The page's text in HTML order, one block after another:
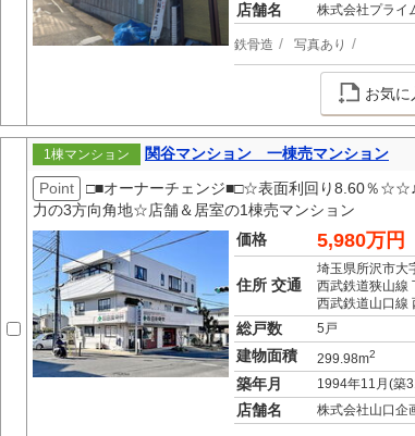
店舗名 株式会社プライ
鉄骨造 写真あり
お気に
1棟マンション
関谷マンション 一棟売マンション
Point
□■オーナーチェンジ■□☆表面利回り8.60％
力の3方向角地☆店舗＆居室の1棟売マンション
価格
5,980万円
住所 交通
埼玉県所沢市大
西武鉄道狭山線
西武鉄道山口線
総戸数 5戸
建物面積 299.98m2
築年月 1994年11月(築
店舗名 株式会社山口企